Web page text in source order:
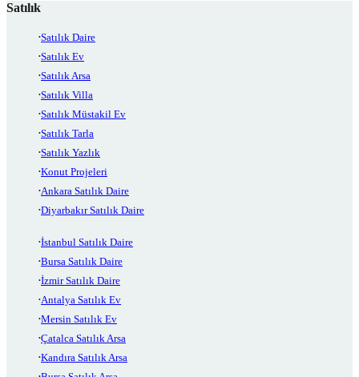
Satılık
Satılık Daire
Satılık Ev
Satılık Arsa
Satılık Villa
Satılık Müstakil Ev
Satılık Tarla
Satılık Yazlık
Konut Projeleri
Ankara Satılık Daire
Diyarbakır Satılık Daire
İstanbul Satılık Daire
Bursa Satılık Daire
İzmir Satılık Daire
Antalya Satılık Ev
Mersin Satılık Ev
Çatalca Satılık Arsa
Kandıra Satılık Arsa